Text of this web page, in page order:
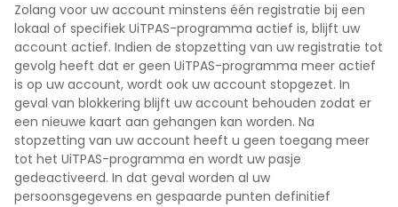
Zolang voor uw account minstens één registratie bij een
lokaal of specifiek UiTPAS-programma actief is, blijft uw
account actief. Indien de stopzetting van uw registratie tot
gevolg heeft dat er geen UiTPAS-programma meer actief
is op uw account, wordt ook uw account stopgezet. In
geval van blokkering blijft uw account behouden zodat er
een nieuwe kaart aan gehangen kan worden. Na
stopzetting van uw account heeft u geen toegang meer
tot het UiTPAS-programma en wordt uw pasje
gedeactiveerd. In dat geval worden al uw
persoonsgegevens en gespaarde punten definitief